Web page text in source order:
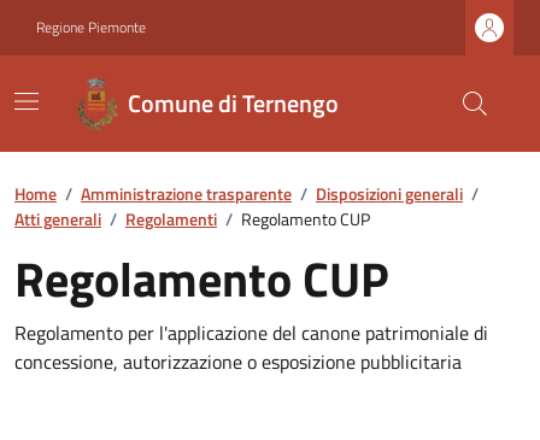
Regione Piemonte
Comune di Ternengo
Home / Amministrazione trasparente / Disposizioni generali /
Atti generali / Regolamenti / Regolamento CUP
Regolamento CUP
Regolamento per l'applicazione del canone patrimoniale di
concessione, autorizzazione o esposizione pubblicitaria